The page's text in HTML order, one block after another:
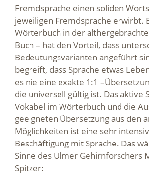
Fremdsprache einen soliden
jeweiligen Fremdsprache erwirbt.
Wörterbuch in der
Buch – hat den Vorteil, dass
Bedeutungsvarianten angeführt
begreift, dass Sprache etwas
es nie eine exakte 1:1
die universell gültig ist. Das aktive
Vokabel im Wörterbuch und die
geeigneten Übersetzung aus den
Möglichkeiten ist eine sehr
Beschäftigung mit Sprache. Das
Sinne des Ulmer Gehirnforschers
Spitzer: